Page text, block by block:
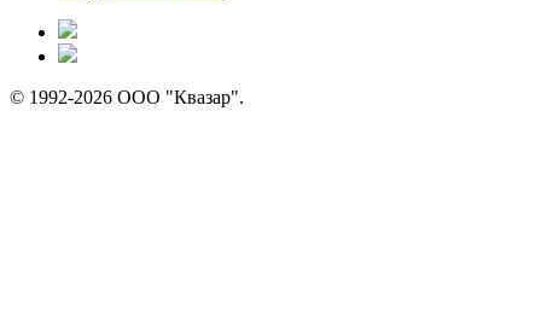
© 1992-2026 ООО "Квазар".